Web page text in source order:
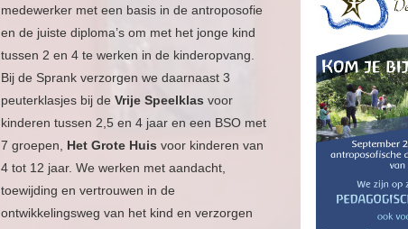
medewerker met een basis in de antroposofie
en de juiste diploma’s om met het jonge kind
tussen 2 en 4 te werken in de kinderopvang.
Bij de Sprank verzorgen we daarnaast 3
peuterklasjes bij de Vrije Speelklas voor
kinderen tussen 2,5 en 4 jaar en een BSO met
7 groepen, Het Grote Huis voor kinderen van
4 tot 12 jaar. We werken met aandacht,
toewijding en vertrouwen in de
ontwikkelingsweg van het kind en verzorgen